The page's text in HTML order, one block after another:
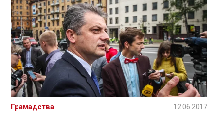
Грамадства 12.06.2017